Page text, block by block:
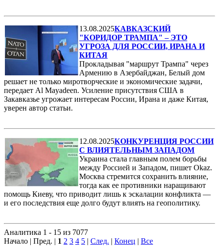
13.08.2025КАВКАЗСКИЙ
"КОРИДОР ТРАМПА" – ЭТО
УГРОЗА ДЛЯ РОССИИ, ИРАНА И
КИТАЯ
Прокладывая "маршрут Трампа" через
Армению в Азербайджан, Белый дом
решает не только миротворческие и экономические задачи,
передает Al Mayadeen. Усиление присутствия США в
Закавказье угрожает интересам России, Ирана и даже Китая,
уверен автор статьи.
12.08.2025КОНКУРЕНЦИЯ РОССИИ
С ВЛИЯТЕЛЬНЫМ ЗАПАДОМ
Украина стала главным полем борьбы
между Россией и Западом, пишет Okaz.
Москва стремится сохранить влияние,
тогда как ее противники наращивают
помощь Киеву, что приводит лишь к эскалации конфликта —
и его последствия еще долго будут влиять на геополитику.
Аналитика 1 - 15 из 7077
Начало | Пред. | 1 2 3 4 5 | След. | Конец | Все